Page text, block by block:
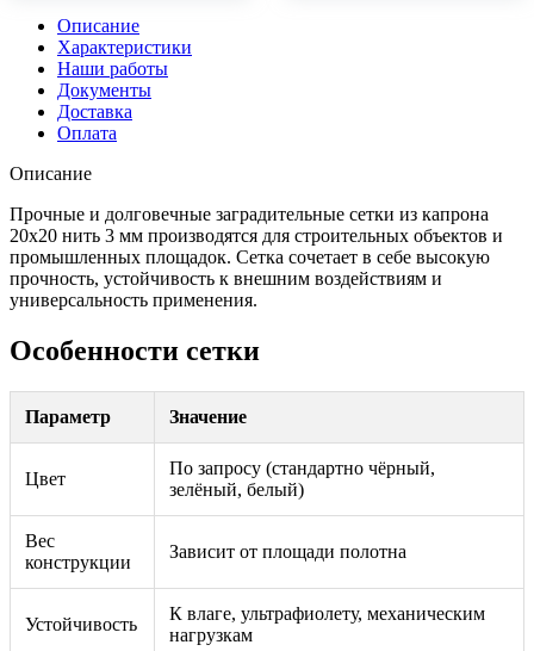
Описание
Характеристики
Наши работы
Документы
Доставка
Оплата
Описание
Прочные и долговечные заградительные сетки из капрона
20х20 нить 3 мм производятся для строительных объектов и
промышленных площадок. Сетка сочетает в себе высокую
прочность, устойчивость к внешним воздействиям и
универсальность применения.
Особенности сетки
Параметр Значение
Цвет
По запросу (стандартно чёрный,
зелёный, белый)
Вес
конструкции
Зависит от площади полотна
Устойчивость
К влаге, ультрафиолету, механическим
нагрузкам